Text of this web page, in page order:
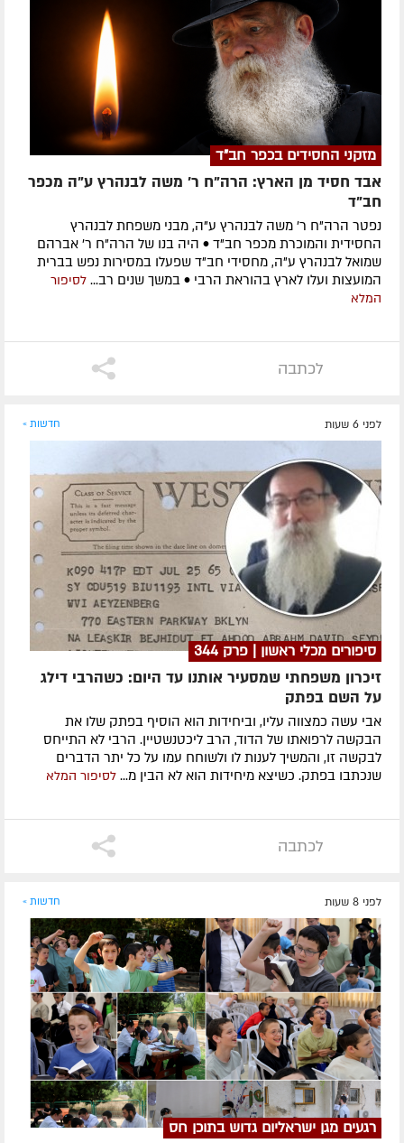
מזקני החסידים בכפר חב"ד
אבד חסיד מן הארץ: הרה"ח ר' משה לבנהרץ ע"ה מכפר
חב"ד
נפטר הרה"ח ר' משה לבנהרץ ע"ה, מבני משפחת לבנהרץ
החסידית והמוכרת מכפר חב"ד • היה בנו של הרה"ח ר' אברהם
שמואל לבנהרץ ע"ה, מחסידי חב"ד שפעלו במסירות נפש בברית
המועצות ועלו לארץ בהוראת הרבי • במשך שנים רב... לסיפור
המלא
לכתבה
לפני 6 שעות חדשות »
סיפורים מכלי ראשון | פרק 344
זיכרון משפחתי שמסעיר אותנו עד היום: כשהרבי דילג
על השם בפתק
אבי עשה כמצווה עליו, וביחידות הוא הוסיף בפתק שלו את
הבקשה לרפואתו של הדוד, הרב ליכטנשטיין. הרבי לא התייחס
לבקשה זו, והמשיך לענות לו ולשוחח עמו על כל יתר הדברים
שנכתבו בפתק. כשיצא מיחידות הוא לא הבין מ... לסיפור המלא
לכתבה
לפני 8 שעות חדשות »
רגעים מגן ישראליום גדוש בתוכן חס